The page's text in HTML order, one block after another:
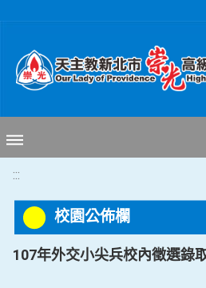
:::
校園公佈欄
107年外交小尖兵校內徵選錄